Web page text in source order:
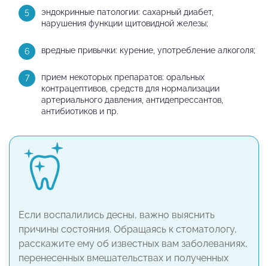
эндокринные патологии: сахарный диабет,
нарушения функции щитовидной железы;
вредные привычки: курение, употребление алкоголя;
прием некоторых препаратов: оральных
контрацептивов, средств для нормализации
артериального давления, антидепрессантов,
антибиотиков и пр.
Если воспалились десны, важно выяснить
причины состояния. Обращаясь к стоматологу,
расскажите ему об известных вам заболеваниях,
перенесенных вмешательствах и полученных